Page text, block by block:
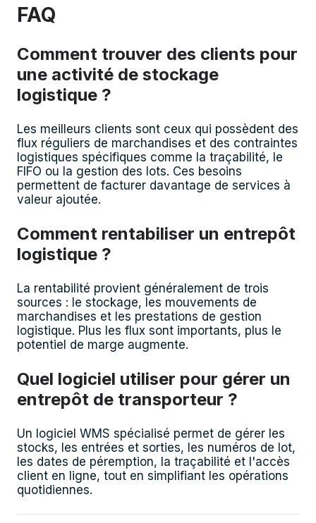
FAQ
Comment trouver des clients pour
une activité de stockage
logistique ?
Les meilleurs clients sont ceux qui possèdent des
flux réguliers de marchandises et des contraintes
logistiques spécifiques comme la traçabilité, le
FIFO ou la gestion des lots. Ces besoins
permettent de facturer davantage de services à
valeur ajoutée.
Comment rentabiliser un entrepôt
logistique ?
La rentabilité provient généralement de trois
sources : le stockage, les mouvements de
marchandises et les prestations de gestion
logistique. Plus les flux sont importants, plus le
potentiel de marge augmente.
Quel logiciel utiliser pour gérer un
entrepôt de transporteur ?
Un logiciel WMS spécialisé permet de gérer les
stocks, les entrées et sorties, les numéros de lot,
les dates de péremption, la traçabilité et l'accès
client en ligne, tout en simplifiant les opérations
quotidiennes.